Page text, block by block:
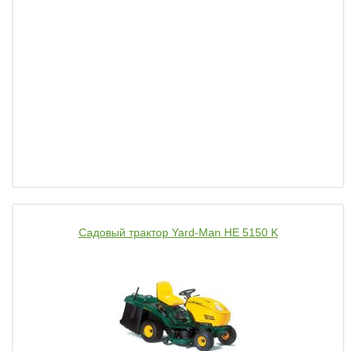
Садовый трактор Yard-Man HE 5150 K